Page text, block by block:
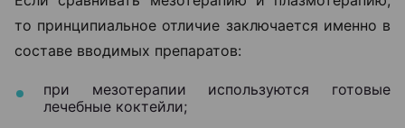
то принципиальное отличие заключается именно в
составе вводимых препаратов:
при мезотерапии используются готовые
лечебные коктейли;